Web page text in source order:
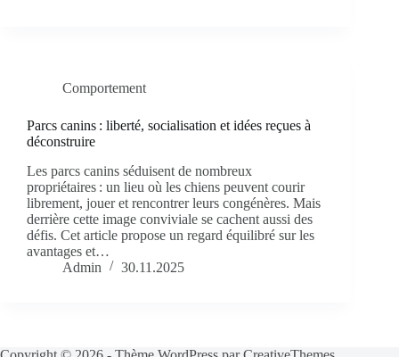
Comportement
Parcs canins : liberté, socialisation et idées reçues à
déconstruire
Les parcs canins séduisent de nombreux
propriétaires : un lieu où les chiens peuvent courir
librement, jouer et rencontrer leurs congénères. Mais
derrière cette image conviviale se cachent aussi des
défis. Cet article propose un regard équilibré sur les
avantages et…
Admin
30.11.2025